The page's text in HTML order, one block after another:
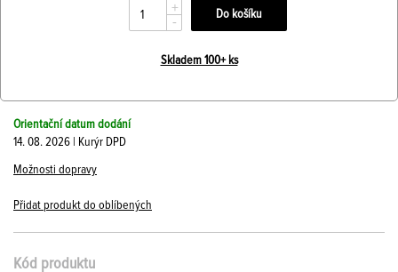
+
-
Skladem 100+ ks
Orientační datum dodání
14. 08. 2026 | Kurýr DPD
Možnosti dopravy
Přidat produkt do oblíbených
Kód produktu